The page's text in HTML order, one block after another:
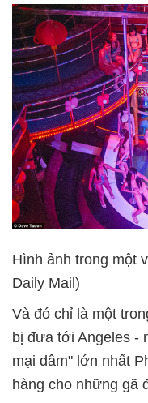
Hình ảnh trong một
Daily Mail)
Và đó chỉ là một
bị đưa tới Angeles -
mại dâm" lớn nhất
hàng cho những gã